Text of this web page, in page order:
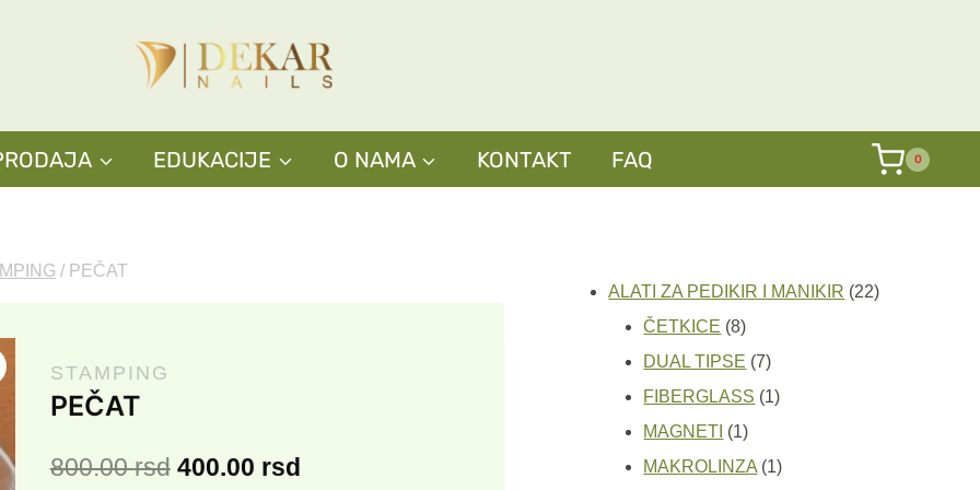
EDUKACIJE O NAMA KONTAKT FAQ 0
/ PEČAT
STAMPING
PEČAT
800.00rsd Originalna
400.00 rsdTrenutna
ALATI ZA PEDIKIR I MANIKIR 2222
ČETKICE 88
proizvoda
DUAL TIPSE 77
proizvoda
FIBERGLASS 11
MAGNETI 11
proizvod
MAKROLINZA 11